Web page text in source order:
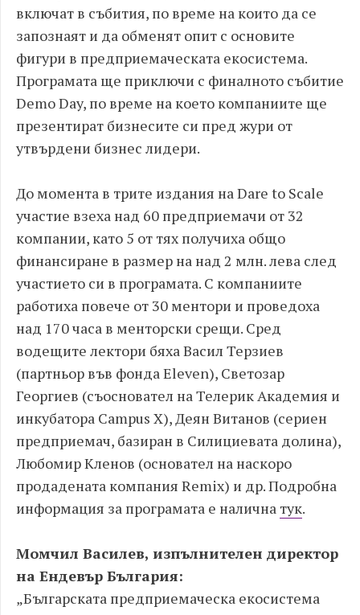
включат в събития, по време на които да се
запознаят и да обменят опит с основите
фигури в предприемаческата екосистема.
Програмата ще приключи с финалното събитие
Demo Day, по време на което компаниите ще
презентират бизнесите си пред жури от
утвърдени бизнес лидери.
До момента в трите издания на Dare to Scale
участие взеха над 60 предприемачи от 32
компании, като 5 от тях получиха общо
финансиране в размер на над 2 млн. лева след
участието си в програмата. С компаниите
работиха повече от 30 ментори и проведоха
над 170 часа в менторски срещи. Сред
водещите лектори бяха Васил Терзиев
(партньор във фонда Eleven), Светозар
Георгиев (съосновател на Телерик Академия и
инкубатора Campus X), Деян Витанов (сериен
предприемач, базиран в Силициевата долина),
Любомир Кленов (основател на наскоро
продадената компания Remix) и др. Подробна
информация за програмата е наличнатук.
Момчил Василев, изпълнителен директор
на Ендевър България:
„Българската предприемаческа екосистема